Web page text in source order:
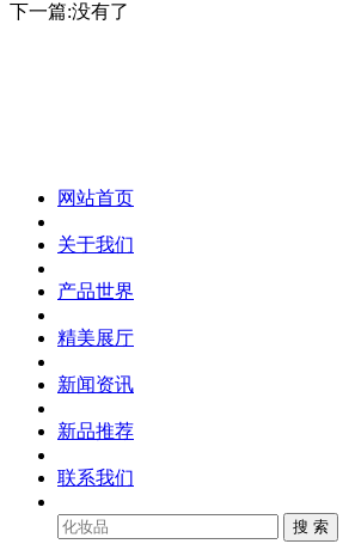
下一篇:没有了
网站首页
关于我们
产品世界
精美展厅
新闻资讯
新品推荐
联系我们